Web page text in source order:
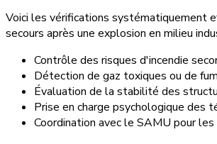
Voici les vérifications systématiquement
secours après une explosion en milieu
Contrôle des risques d'incendie
Détection de gaz toxiques ou de
Évaluation de la stabilité des
Prise en charge psychologique des
Coordination avec le SAMU pour